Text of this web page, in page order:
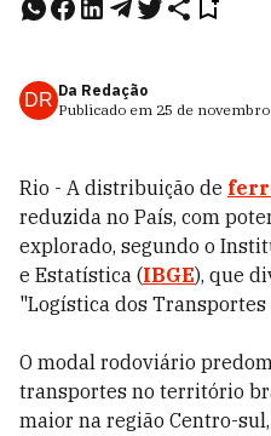
DR Da Redação
Publicado em 25 de
Rio - A distribuição de
reduzida no País, com
explorado, segundo o
e Estatística (IBGE), que
"Logística dos Transportes
O modal rodoviário
transportes no território
maior na região Centro-